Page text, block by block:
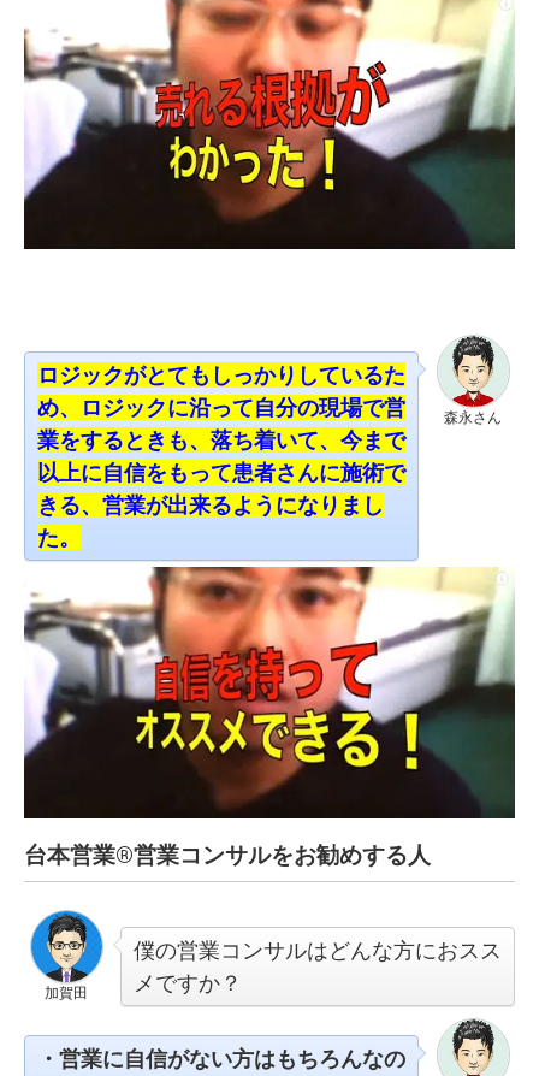
森永さん
ロジックがとてもしっかりしているた
め、ロジックに沿って自分の現場で営
業をするときも、 落ち着いて、今まで
以上に自信をもって患者さんに施術で
きる、営業が出来るようになりまし
た。
台本営業®︎営業コンサルをお勧めする人
加賀田
僕の営業コンサルはどんな方におスス
メですか？
・営業に自信がない方はもちろんなの